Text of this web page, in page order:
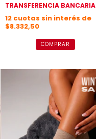
TRANSFERENCIA BANCARIA
12 cuotas sin interés de
$8.332,50
COMPRAR